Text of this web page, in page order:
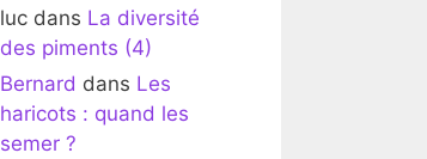
luc dans La diversité
des piments (4)
Bernard dans Les
haricots : quand les
semer ?